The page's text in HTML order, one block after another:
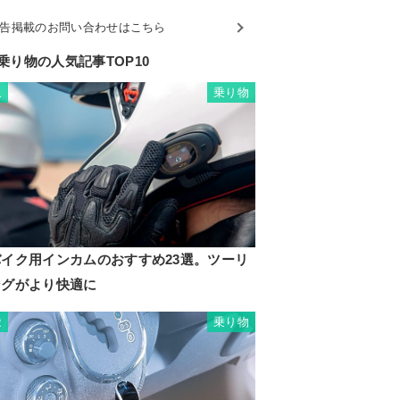
掲載のお問い合わせはこちら
り物の人気記事TOP10
乗り物
ク用インカムのおすすめ23選。ツーリ
がより快適に
乗り物